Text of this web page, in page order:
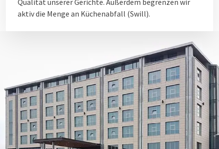
Qualität unserer Gerichte. Außerdem begrenzen wir
aktiv die Menge an Küchenabfall (Swill).